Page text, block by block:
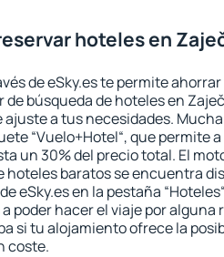
hoteles en
de eSky.es te permite
búsqueda de hoteles en
a tus necesidades.
“Vuelo+Hotel“, que permite
un 30% del precio total. El
hoteles baratos se encuentra
eSky.es en la pestaña
poder hacer el viaje por alguna
si tu alojamiento ofrece la
coste.